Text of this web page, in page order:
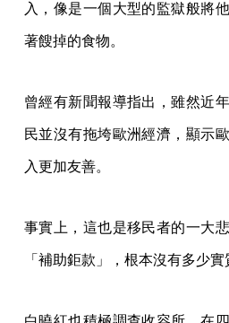
入，像是一個大型的監獄般將
著餿掉的食物。
曾經有新聞報導指出，雖然近
民並沒有拖垮歐洲經濟，顯示
入更加友善。
事實上，這也是移民者的一大
「補助鉅款」，根本沒有多少實